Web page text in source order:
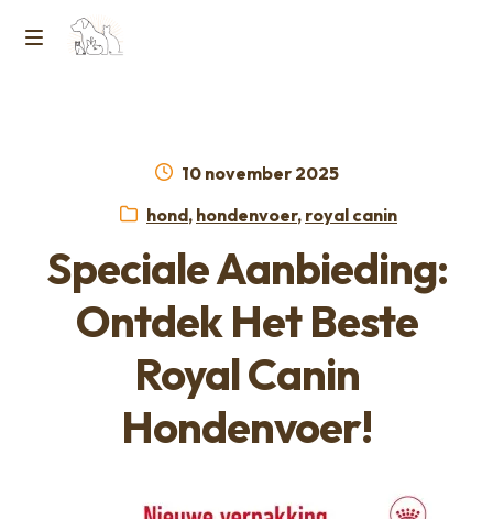
Ga
Ga
Horcon Webshop – GDPR / Voorwaarden /
Over ons
Geplaatst
10 november 2025
Categorieën:
hond, hondenvoer, royal canin
Speciale Aanbieding:
Ontdek Het Beste
Royal Canin
Hondenvoer!